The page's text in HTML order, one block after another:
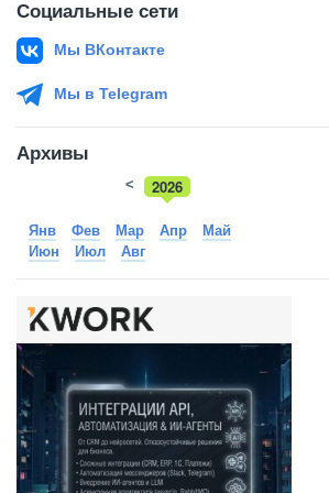
Социальные сети
Мы ВКонтакте
Мы в Telegram
Архивы
2026
<
Янв Фев Мар Апр
Май
Июн
Июл Авг